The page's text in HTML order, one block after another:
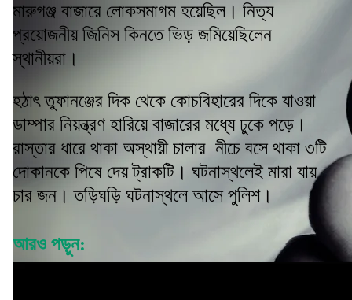
মারুগঞ্জ বাজারে লোকসমাগম হয়েছিল। নিত্য
প্রয়োজনীয় জিনিস কিনতে ভিড় জমিয়েছিলেন
স্থানীয়রা।
হঠাৎ তুফানঞ্জের দিক থেকে কোচবিহারের দিকে যাওয়া
ডাম্পার নিয়ন্ত্রণ হারিয়ে বাজারের মধ্যে ঢুকে পড়ে।
রাস্তার ধারে থাকা অস্থায়ী চালার নীচে বসে থাকা ৩টি
দোকানকে পিষে দেয় ট্রাকটি। ঘটনাস্থলেই মারা যায়
চার জন। তড়িঘড়ি ঘটনাস্থলে আসে পুলিশ।
আরও পড়ুন: